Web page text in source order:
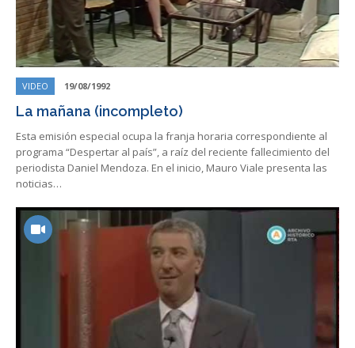
VIDEO 19/08/1992
La mañana (incompleto)
Esta emisión especial ocupa la franja horaria correspondiente al
programa “Despertar al país”, a raíz del reciente fallecimiento del
periodista Daniel Mendoza. En el inicio, Mauro Viale presenta las
noticias…